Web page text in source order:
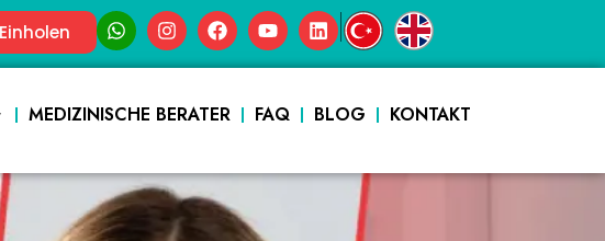
|
MEDIZINISCHE BERATER FAQ BLOG KONTAKT